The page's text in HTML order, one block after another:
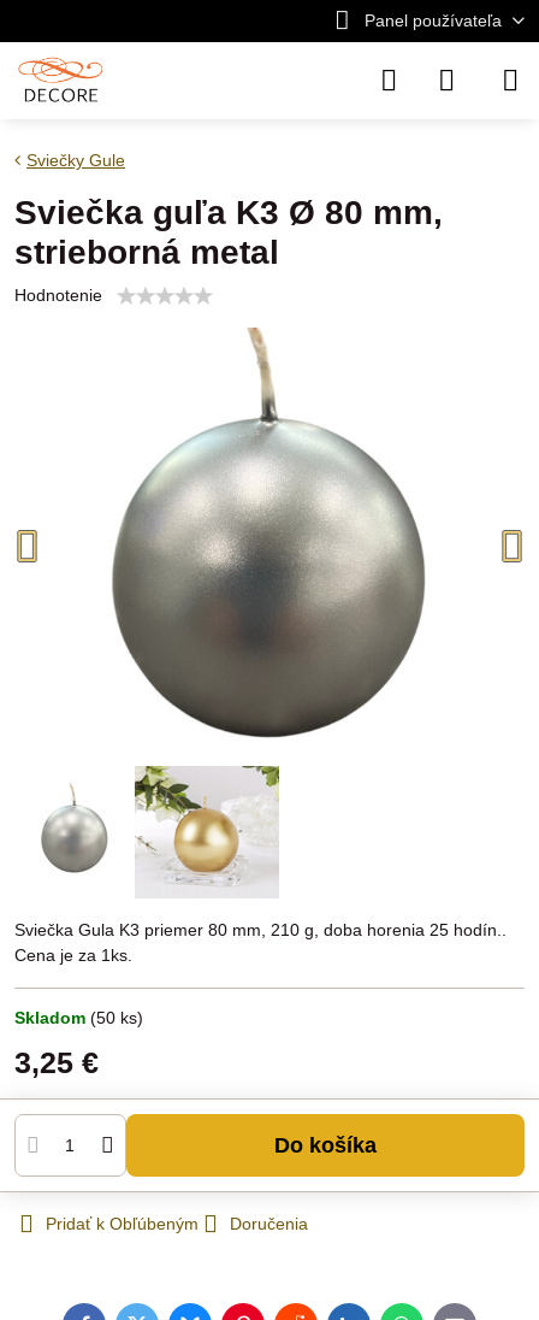
Panel používateľa
Sviečky Gule
Sviečka guľa K3 Ø 80 mm,
strieborná metal
Hodnotenie
Sviečka Gula K3 priemer 80 mm, 210 g, doba horenia 25 hodín..
Cena je za 1ks.
Skladom (50 ks)
3,25 €
Do košíka
Pridať k Obľúbeným Doručenia